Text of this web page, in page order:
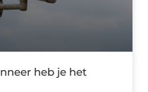
heb je het